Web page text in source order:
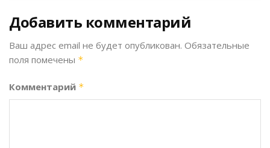
Добавить комментарий
Ваш адрес email не будет опубликован. Обязательные
поля помечены *
Комментарий *